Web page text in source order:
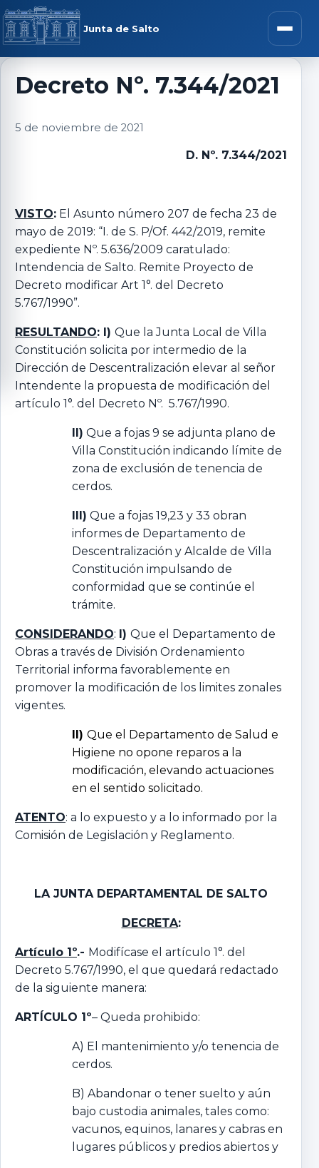
Saltar al contenido
Junta de Salto Abrir
menú
Decreto Nº. 7.344/2021
5 de noviembre de 2021
D. Nº. 7.344/2021
VISTO: El Asunto número 207 de fecha 23 de
mayo de 2019: “I. de S. P/Of. 442/2019, remite
expediente Nº. 5.636/2009 caratulado:
Intendencia de Salto. Remite Proyecto de
Decreto modificar Art 1°. del Decreto
5.767/1990”.
RESULTANDO: I) Que la Junta Local de Villa
Constitución solicita por intermedio de la
Dirección de Descentralización elevar al señor
Intendente la propuesta de modificación del
artículo 1°. del Decreto Nº. 5.767/1990.
II) Que a fojas 9 se adjunta plano de
Villa Constitución indicando límite de
zona de exclusión de tenencia de
cerdos.
III) Que a fojas 19,23 y 33 obran
informes de Departamento de
Descentralización y Alcalde de Villa
Constitución impulsando de
conformidad que se continúe el
trámite.
CONSIDERANDO: I) Que el Departamento de
Obras a través de División Ordenamiento
Territorial informa favorablemente en
promover la modificación de los limites zonales
vigentes.
II) Que el Departamento de Salud e
Higiene no opone reparos a la
modificación, elevando actuaciones
en el sentido solicitado.
ATENTO: a lo expuesto y a lo informado por la
Comisión de Legislación y Reglamento.
LA JUNTA DEPARTAMENTAL DE SALTO
DECRETA:
Artículo 1º.- Modifícase el artículo 1°. del
Decreto 5.767/1990, el que quedará redactado
de la siguiente manera:
ARTÍCULO 1º– Queda prohibido:
A) El mantenimiento y/o tenencia de
cerdos.
B) Abandonar o tener suelto y aún
bajo custodia animales, tales como:
vacunos, equinos, lanares y cabras en
lugares públicos y predios abiertos y